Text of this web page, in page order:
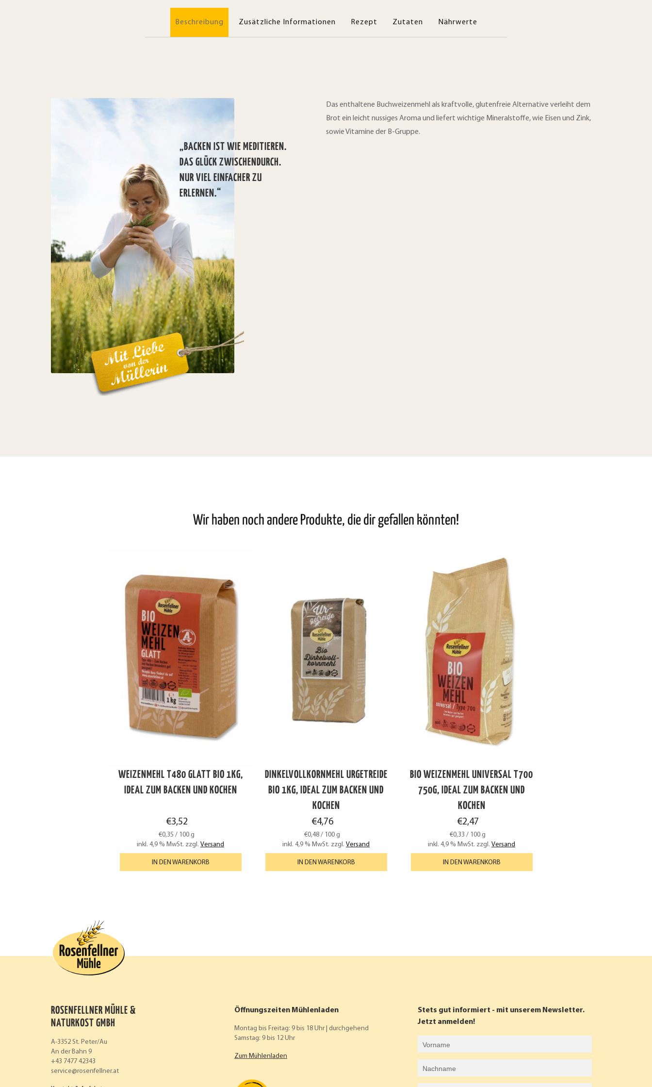
Beschreibung Zusätzliche Informationen Rezept Zutaten Nährwerte
„BACKEN IST WIE MEDITIEREN.
DAS GLÜCK ZWISCHENDURCH.
NUR VIEL EINFACHER ZU
ERLERNEN.“
Das enthaltene Buchweizenmehl als kraftvolle, glutenfreie Alternative verleiht dem
Brot ein leicht nussiges Aroma und liefert wichtige Mineralstoffe, wie Eisen und Zink,
sowie Vitamine der B-Gruppe.
Wir haben noch andere Produkte, die dir gefallen könnten!
WEIZENMEHL T480 GLATT BIO 1KG,
IDEAL ZUM BACKEN UND KOCHEN
€3,52
€0,35 / 100 g
inkl. 4,9 % MwSt. zzgl. Versand
IN DEN WARENKORB
DINKELVOLLKORNMEHL URGETREIDE
BIO 1KG, IDEAL ZUM BACKEN UND
KOCHEN
€4,76
€0,48 / 100 g
inkl. 4,9 % MwSt. zzgl. Versand
IN DEN WARENKORB
BIO WEIZENMEHL UNIVERSAL T700
750G, IDEAL ZUM BACKEN UND
KOCHEN
€2,47
€0,33 / 100 g
inkl. 4,9 % MwSt. zzgl. Versand
IN DEN WARENKORB
ROSENFELLNER MÜHLE &
NATURKOST GMBH
A-3352 St. Peter/Au
An der Bahn 9
+43 7477 42343
service
rosenfellner.at
Öffnungszeiten Mühlenladen
Montag bis Freitag: 9 bis 18 Uhr | durchgehend
Samstag: 9 bis 12 Uhr
Zum Mühlenladen
Stets gut informiert - mit unserem Newsletter.
Jetzt anmelden!